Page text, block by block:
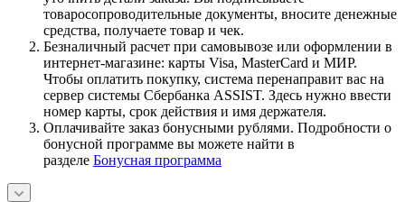
товаросопроводительные документы, вносите денежные
средства, получаете товар и чек.
Безналичный расчет при самовывозе или оформлении в
интернет-магазине: карты Visa, MasterCard и МИР.
Чтобы оплатить покупку, система перенаправит вас на
сервер системы Сбербанка ASSIST. Здесь нужно ввести
номер карты, срок действия и имя держателя.
Оплачивайте заказ бонусными рублями. Подробности о
бонусной программе вы можете найти в
разделе Бонусная программа